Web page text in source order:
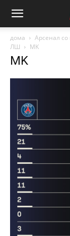
дома
Арсенал
ЛШ
MK
MK